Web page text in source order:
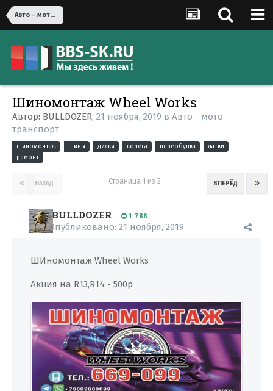
Авто - мото транспорт
Шиномонтаж Wheel Works
Автор: BULLDOZER, 21 ноября, 2019 в Авто - мото
транспорт
шиномонтаж шины диски колеса переобувка
латки
ремонт
НАЗАД ВПЕРЁД
Страница 1 из 2
BULLDOZER 1 788
Опубликовано: 21 ноября, 2019
ШИномонтаж Wheel Works
Акция на R13,R14 - 500р